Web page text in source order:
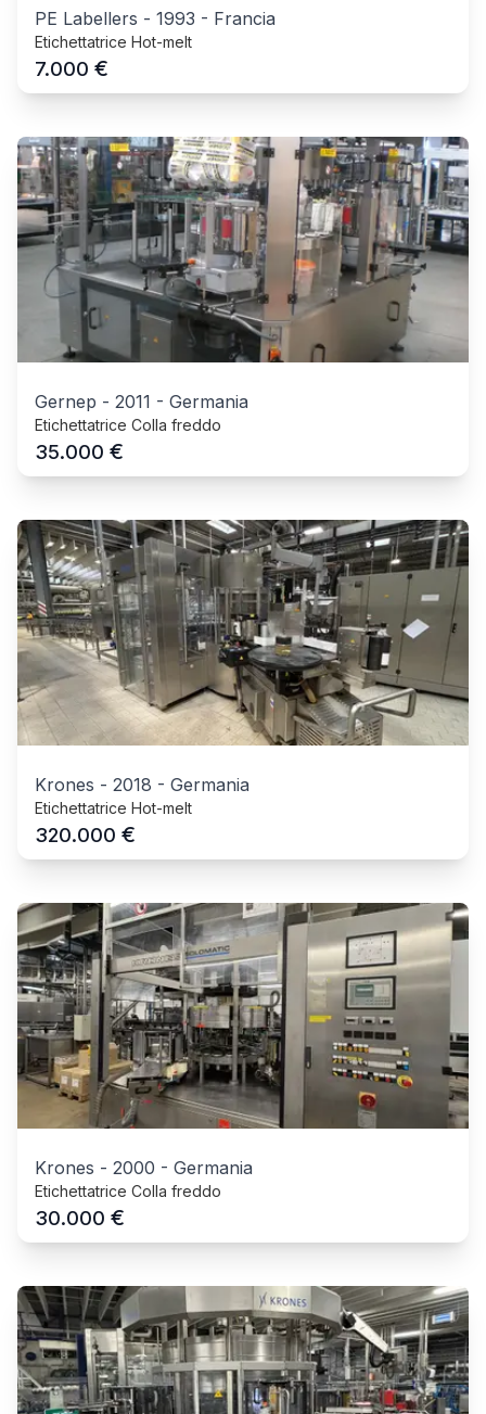
PE Labellers - 1993 - Francia
Etichettatrice Hot-melt
7.000 €
Gernep - 2011 - Germania
Etichettatrice Colla freddo
35.000 €
Krones - 2018 - Germania
Etichettatrice Hot-melt
320.000 €
Krones - 2000 - Germania
Etichettatrice Colla freddo
30.000 €